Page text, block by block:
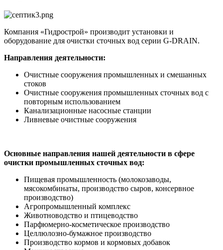
Компания «Гидрострой» производит установки и
оборудование для очистки сточных вод серии G-DRAIN.
Направления деятельности:
Очистные сооружения промышленных и смешанных
стоков
Очистные сооружения промышленных сточных вод с
повторным использованием
Канализационные насосные станции
Ливневые очистные сооружения
Основные направления нашей деятельности в сфере
очистки промышленных сточных вод:
Пищевая промышленность (молокозаводы,
мясокомбинаты, производство сыров, консервное
производство)
Агропромышленный комплекс
Животноводство и птицеводство
Парфюмерно-косметическое производство
Целлюлозно-бумажное производство
Производство кормов и кормовых добавок